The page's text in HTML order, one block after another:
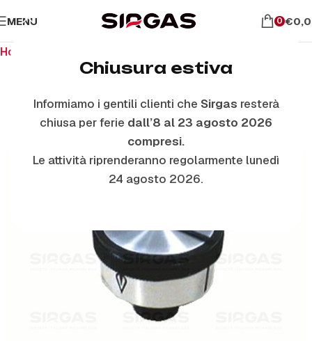
Chiusura estiva
Informiamo i gentili clienti che Sirgas resterà
chiusa per ferie dall’8 al 23 agosto 2026
compresi.
Le attività riprenderanno regolarmente lunedì
24 agosto 2026.
MENU 0 €
Home
ESAURITO